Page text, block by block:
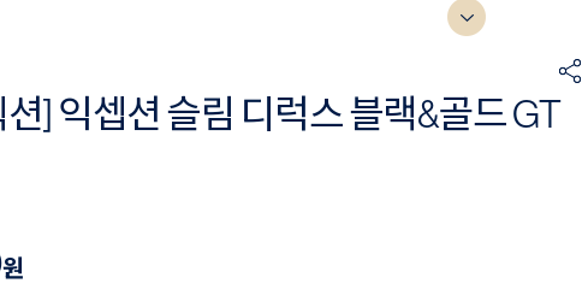
] 익셉션 슬림 디럭스 블랙&골드 GT
원